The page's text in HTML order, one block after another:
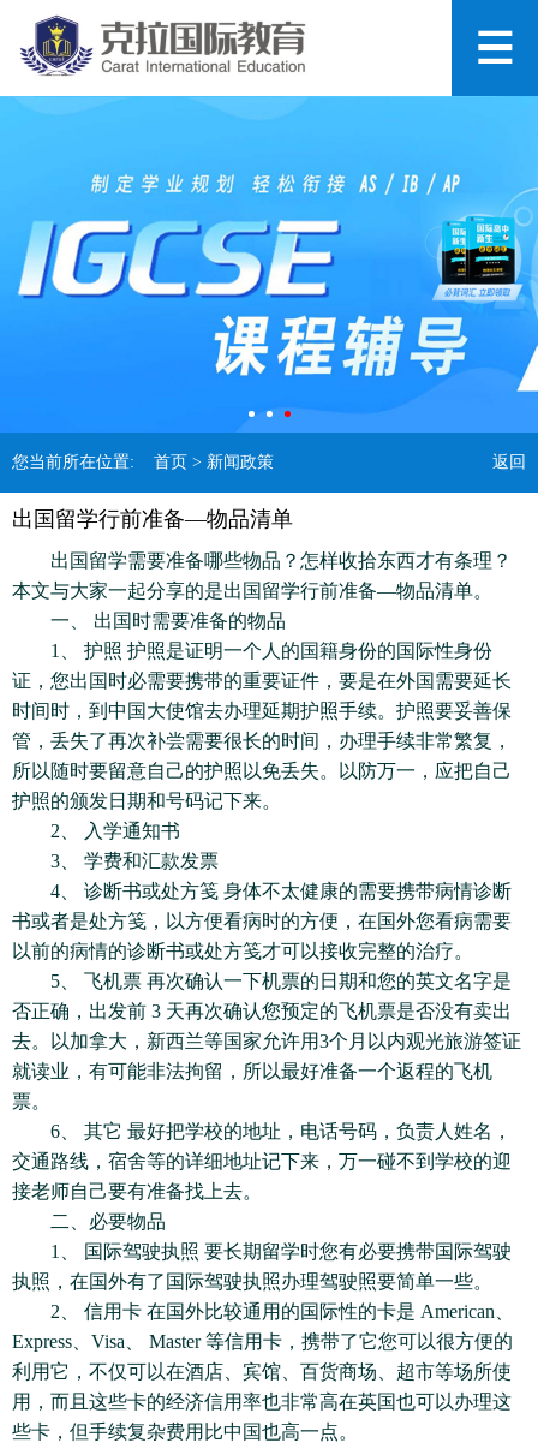
您当前所在位置: 首页 > 新闻政策 返回
出国留学行前准备—物品清单
出国留学需要准备哪些物品？怎样收拾东西才有条理？
本文与大家一起分享的是出国留学行前准备—物品清单。
一、 出国时需要准备的物品
1、 护照 护照是证明一个人的国籍身份的国际性身份
证，您出国时必需要携带的重要证件，要是在外国需要延长
时间时，到中国大使馆去办理延期护照手续。护照要妥善保
管，丢失了再次补尝需要很长的时间，办理手续非常繁复，
所以随时要留意自己的护照以免丢失。以防万一，应把自己
护照的颁发日期和号码记下来。
2、 入学通知书
3、 学费和汇款发票
4、 诊断书或处方笺 身体不太健康的需要携带病情诊断
书或者是处方笺，以方便看病时的方便，在国外您看病需要
以前的病情的诊断书或处方笺才可以接收完整的治疗。
5、 飞机票 再次确认一下机票的日期和您的英文名字是
否正确，出发前 3 天再次确认您预定的飞机票是否没有卖出
去。以加拿大，新西兰等国家允许用3个月以内观光旅游签证
就读业，有可能非法拘留，所以最好准备一个返程的飞机
票。
6、 其它 最好把学校的地址，电话号码，负责人姓名，
交通路线，宿舍等的详细地址记下来，万一碰不到学校的迎
接老师自己要有准备找上去。
二、必要物品
1、 国际驾驶执照 要长期留学时您有必要携带国际驾驶
执照，在国外有了国际驾驶执照办理驾驶照要简单一些。
2、 信用卡 在国外比较通用的国际性的卡是 American、
Express、Visa、 Master 等信用卡，携带了它您可以很方便的
利用它，不仅可以在酒店、宾馆、百货商场、超市等场所使
用，而且这些卡的经济信用率也非常高在英国也可以办理这
些卡，但手续复杂费用比中国也高一点。